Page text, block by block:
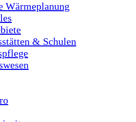
Wärmeplanung
& Schulen